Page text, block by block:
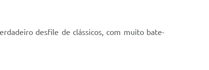
desfile de clássicos, com muito bate-